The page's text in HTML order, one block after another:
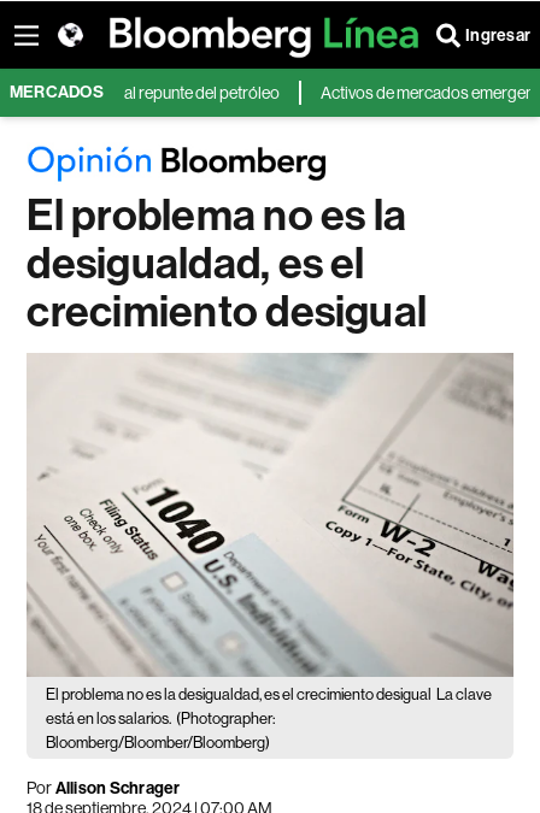
Ingresar
MERCADOS
y al repunte del petróleo Activos de mercados emergentes caen
El problema no es la
desigualdad, es el
crecimiento desigual
El problema no es la desigualdad, es el crecimiento desigual
La clave
está en los salarios. (Photographer:
Bloomberg/Bloomber/Bloomberg)
PorAllison Schrager
18 de septiembre, 2024 | 07:00 AM